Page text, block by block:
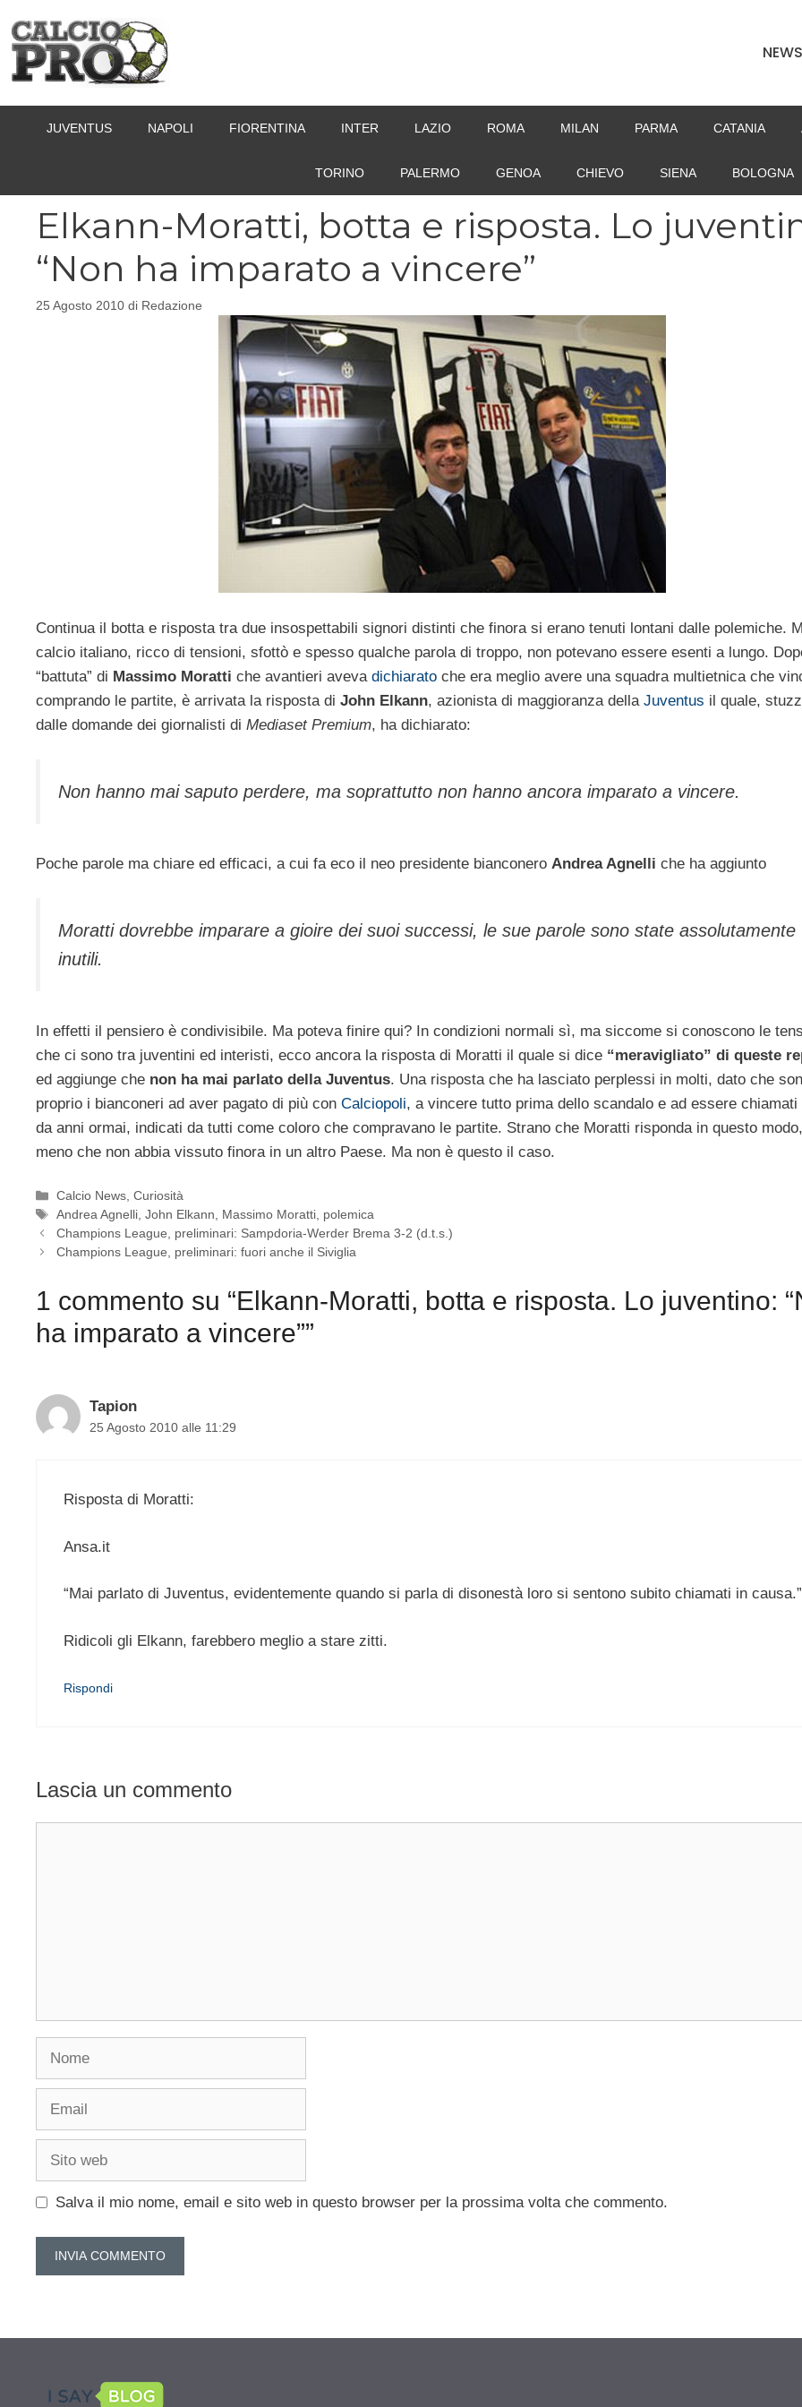
contenuto
NEWS
JUVENTUS NAPOLI FIORENTINA INTER LAZIO ROMA MILAN PARMA CATANIA
TORINO PALERMO GENOA CHIEVO SIENA BOLOGNA
Elkann-Moratti, botta e risposta. Lo
“Non ha imparato a vincere”
25 Agosto 2010 di Redazione
Continua il botta e risposta tra due insospettabili signori distinti che finora si erano tenuti lontani dalle polemiche.
calcio italiano, ricco di tensioni, sfottò e spesso qualche parola di troppo, non potevano essere esenti a lungo.
“battuta” di Massimo Moratti che avantieri aveva dichiarato che era meglio avere una squadra multietnica che
comprando le partite, è arrivata la risposta di John Elkann, azionista di maggioranza della Juventus il quale,
dalle domande dei giornalisti di Mediaset Premium, ha dichiarato:
Non hanno mai saputo perdere, ma soprattutto non hanno ancora imparato a vincere.
Poche parole ma chiare ed efficaci, a cui fa eco il neo presidente bianconero Andrea Agnelli che ha aggiunto
Moratti dovrebbe imparare a gioire dei suoi successi, le sue parole sono state assolutamente
inutili.
In effetti il pensiero è condivisibile. Ma poteva finire qui? In condizioni normali sì, ma siccome si conoscono le
che ci sono tra juventini ed interisti, ecco ancora la risposta di Moratti il quale si dice “meravigliato” di queste
ed aggiunge che non ha mai parlato della Juventus. Una risposta che ha lasciato perplessi in molti, dato che
proprio i bianconeri ad aver pagato di più con Calciopoli, a vincere tutto prima dello scandalo e ad essere chiamati
da anni ormai, indicati da tutti come coloro che compravano le partite. Strano che Moratti risponda in questo
meno che non abbia vissuto finora in un altro Paese. Ma non è questo il caso.
Categorie
Calcio News,Curiosità
Tag
Andrea Agnelli,John Elkann, Massimo Moratti, polemica
Champions League, preliminari: Sampdoria-Werder Brema 3-2 (d.t.s.)
Champions League, preliminari: fuori anche il Siviglia
1 commento su “Elkann-Moratti, botta e risposta. Lo juventino:
ha imparato a vincere””
Tapion
25 Agosto 2010 alle 11:29
Risposta di Moratti:
Ansa.it
“Mai parlato di Juventus, evidentemente quando si parla di disonestà loro si sentono subito chiamati in causa.”
Ridicoli gli Elkann, farebbero meglio a stare zitti.
Rispondi
Lascia un commento
Nome
Email
Sito
Salva il mio nome, email e sito web in questo browser per la prossima volta che commento.